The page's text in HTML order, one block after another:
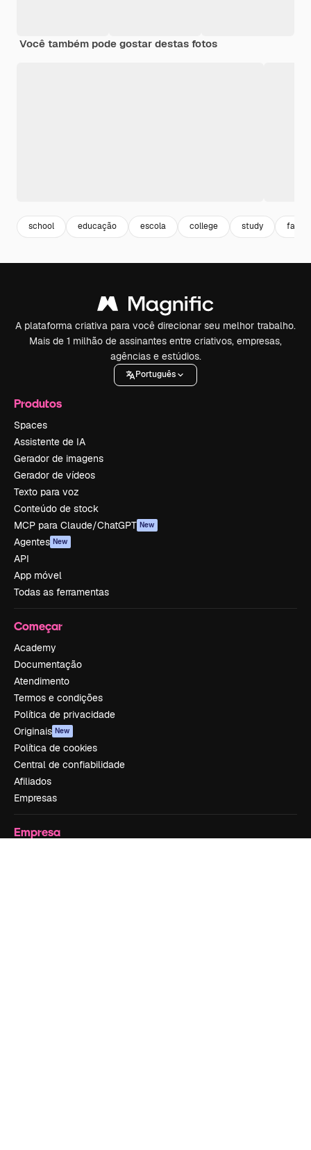
Você também pode gostar destas fotos
school educação escola college study
A plataforma criativa para você direcionar seu melhor trabalho.
Mais de 1 milhão de assinantes entre criativos, empresas,
agências e estúdios.
Português
Produtos
Spaces
Assistente de IA
Gerador de imagens
Gerador de vídeos
Texto para voz
Conteúdo de stock
MCP para Claude/ChatGPT New
Agentes New
API
App móvel
Todas as ferramentas
Começar
Academy
Documentação
Atendimento
Termos e condições
Política de privacidade
Originais New
Política de cookies
Central de confiabilidade
Afiliados
Empresas
Empresa